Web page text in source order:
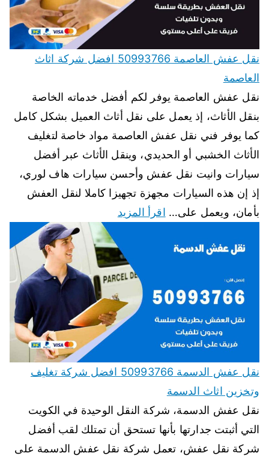
نقل عفش العاصمة 50993766 افضل شركة اثاث
العاصمة
نقل عفش العاصمة يوفر لكم أفضل خدماته الخاصة
بنقل الأثاث، إذ يعمل على نقل أثاث العميل بشكل كامل
كما يوفر فني نقل عفش العاصمة مواد خاصة لتغليف
الأثاث الخشبي أو الحديدي، وينقل الأثاث عبر أفضل
سيارات وانيت نقل عفش وأحسن سيارات هاف لوري،
إذ إن هذه السيارات مجهزة تجهيزا كاملا لنقل العفش
بأمان، ويعمل على… اقرأ المزيد
نقل عفش الدسمة 50993766 افضل شركة تغليف
وتخزين اثاث الدسمة
نقل عفش الدسمة، شركة النقل الوحيدة في الكويت
التي أثبتت جدارتها بأنها تستحق أن تمتلك لقب أفضل
شركة نقل عفش، تعمل شركة نقل عفش الدسمة على